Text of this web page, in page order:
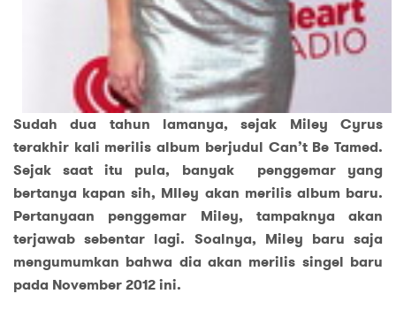
Sudah dua tahun lamanya, sejak Miley Cyrus
terakhir kali merilis album berjudul Can’t Be Tamed.
Sejak saat itu pula, banyak penggemar yang
bertanya kapan sih, MIley akan merilis album baru.
Pertanyaan penggemar Miley, tampaknya akan
terjawab sebentar lagi. Soalnya, Miley baru saja
mengumumkan bahwa dia akan merilis singel baru
pada November 2012 ini.